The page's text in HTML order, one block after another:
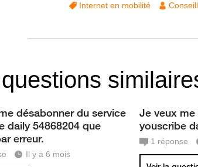
Internet en mobilité
désabonner du service
daily 54868204 que
erreur.
Il y a 6 mois
Je veux
youscribe
1 réponse